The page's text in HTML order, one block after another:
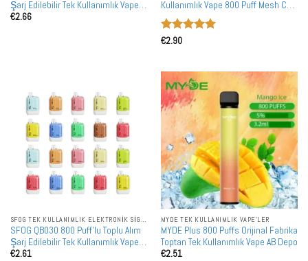
Şarj Edilebilir Tek Kullanımlık Vape
Toptan Satış
€2.66
Kullanımlık Vape 800 Puff Mesh Coil
Vape Toptan Perakende Avrupa
Piyasası İçin
5 üzerinden
€2.90
SFOG TEK KULLANIMLIK ELEKTRONIK SIGARALAR
SFOG QB030 800 Puff'lu Toplu Alım
Şarj Edilebilir Tek Kullanımlık Vape
Toptan Satış
€2.61
MYDE TEK KULLANIMLIK VAPE'LER
MYDE Plus 800 Puffs Orijinal Fabrika
Toptan Tek Kullanımlık Vape AB Depo
€2.51